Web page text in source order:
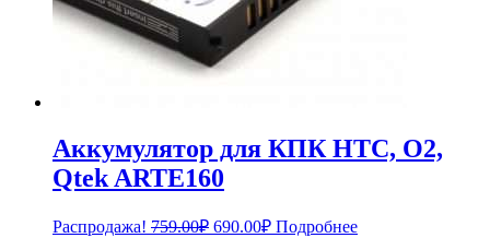
Аккумулятор для КПК HTC, O2,
Qtek ARTE160
Распродажа! 759.00₽ Первоначальная
690.00₽Текущая
Подробнее